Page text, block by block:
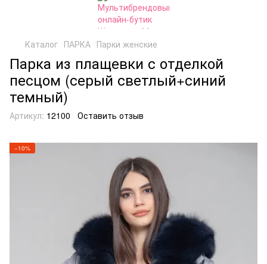
Каталог ПАРКА Парки женские
Парка из плащевки с отделкой
песцом (серый светлый+синий
темный)
Артикул: 12100 Оставить отзыв
−10%